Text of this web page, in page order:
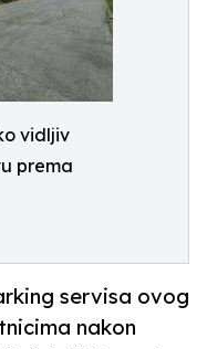
vidljiv
prema
servisa ovog
nakon